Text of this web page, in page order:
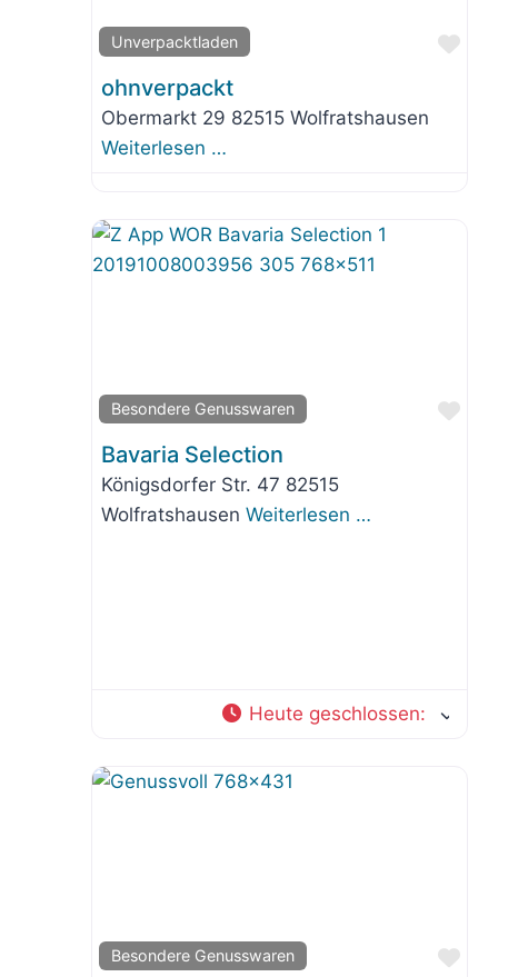
Unverpacktladen
ohnverpackt
Obermarkt 29 82515 Wolfratshausen
Weiterlesen …
Besondere Genusswaren
Bavaria Selection
Königsdorfer Str. 47 82515
WolfratshausenWeiterlesen …
Heute geschlossen:
Besondere Genusswaren